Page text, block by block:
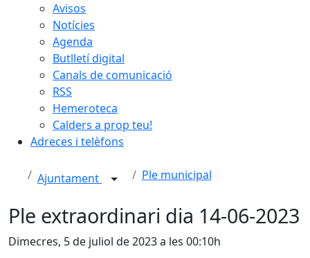
Avisos
Notícies
Agenda
Butlletí digital
Canals de comunicació
RSS
Hemeroteca
Calders a prop teu!
Adreces i telèfons
Ajuntament Ple municipal
Ple extraordinari dia 14-06-2023
Dimecres, 5 de juliol de 2023 a les 00:10h